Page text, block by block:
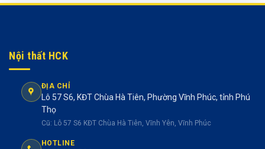
Nội thất HCK
ĐỊA CHỈ
Lô 57 S6, KĐT Chùa Hà Tiên, Phường Vĩnh Phúc, tỉnh Phú
Thọ
Cũ: Lô 57 S6 KĐT Chùa Hà Tiên, Vĩnh Yên, Vĩnh Phúc
HOTLINE